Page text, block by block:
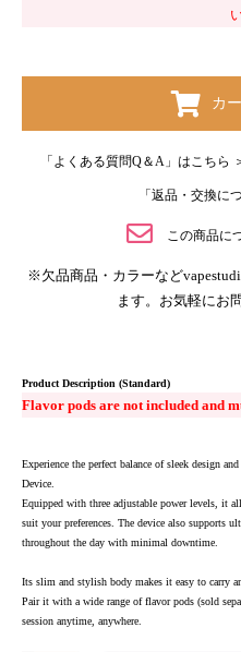
カ
「よくある質問Q＆A」はこちら
「返品・交換に
この商品に
※欠品商品・カラーなど
ます。お気軽にお
Product Description (Standard)
Flavor pods are not included and
Experience the perfect balance of sleek design
Device.
Equipped with three adjustable power levels, it
suit your preferences. The device also supports
throughout the day with minimal downtime.
Its slim and stylish body makes it easy to carry
Pair it with a wide range of flavor pods (sold
session anytime, anywhere.